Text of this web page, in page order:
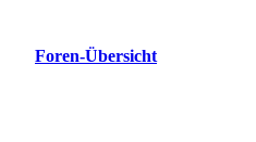
Foren-Übersicht